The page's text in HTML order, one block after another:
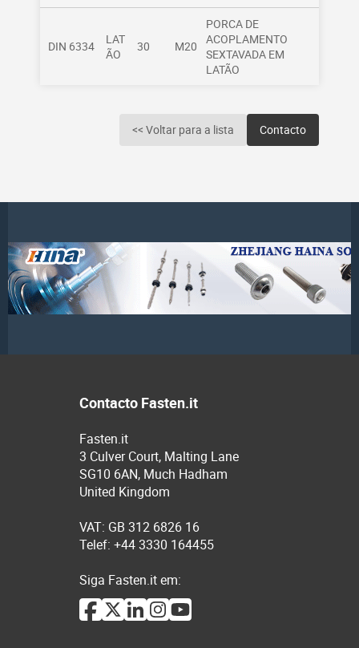
DIN 6334
LAT
ÃO
30 M20
PORCA DE
ACOPLAMENTO
SEXTAVADA EM
LATÃO
<< Voltar para a lista Contacto
Contacto Fasten.it
Fasten.it
3 Culver Court, Malting Lane
SG10 6AN, Much Hadham
United Kingdom
VAT: GB 312 6826 16
Telef: +44 3330 164455
Siga Fasten.it em: